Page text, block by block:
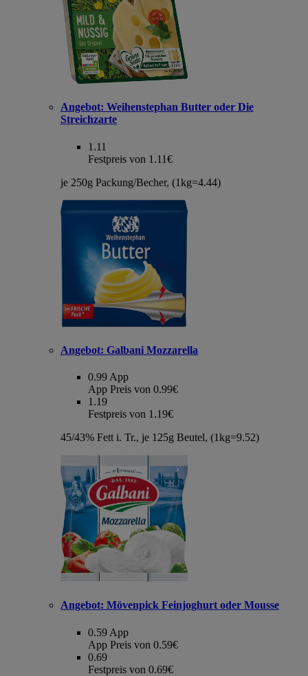
Angebot: Weihenstephan Butter oder Die
Streichzarte
1.11
Festpreis von 1.11€
je 250g Packung/Becher, (1kg=4.44)
Angebot: Galbani Mozzarella
0.99 App
App Preis von 0.99€
1.19
Festpreis von 1.19€
45/43% Fett i. Tr., je 125g Beutel, (1kg=9.52)
Angebot: Mövenpick Feinjoghurt oder Mousse
0.59 App
App Preis von 0.59€
0.69
Festpreis von 0.69€